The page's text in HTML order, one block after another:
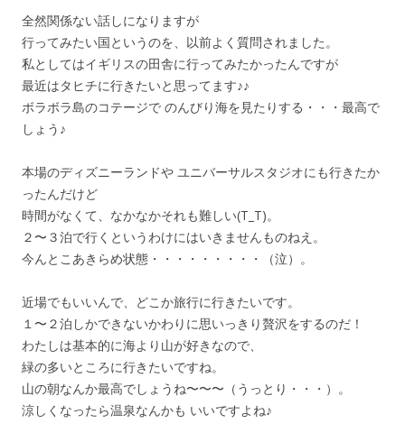
全然関係ない話しになりますが
行ってみたい国というのを、以前よく質問されました。
私としてはイギリスの田舎に行ってみたかったんですが
最近はタヒチに行きたいと思ってます♪♪
ボラボラ島のコテージで のんびり海を見たりする・・・最高で
しょう♪
本場のディズニーランドや ユニバーサルスタジオにも行きたか
ったんだけど
時間がなくて、なかなかそれも難しい(T_T)。
２〜３泊で行くというわけにはいきませんものねえ。
今んとこあきらめ状態・・・・・・・・・（泣）。
近場でもいいんで、どこか旅行に行きたいです。
１〜２泊しかできないかわりに思いっきり贅沢をするのだ！
わたしは基本的に海より山が好きなので、
緑の多いところに行きたいですね。
山の朝なんか最高でしょうね〜〜〜（うっとり・・・）。
涼しくなったら温泉なんかも いいですよね♪